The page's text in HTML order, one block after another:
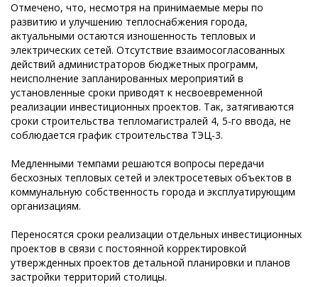
Отмечено, что, несмотря на принимаемые меры по
развитию и улучшению теплоснабжения города,
актуальными остаются изношенность тепловых и
электрических сетей. Отсутствие взаимосогласованных
действий администраторов бюджетных программ,
неисполнение запланированных мероприятий в
установленные сроки приводят к несвоевременной
реализации инвестиционных проектов. Так, затягиваются
сроки строительства тепломагистралей 4, 5-го ввода, не
соблюдается график строительства ТЭЦ-3.
Медленными темпами решаются вопросы передачи
бесхозных тепловых сетей и электросетевых объектов в
коммунальную собственность города и эксплуатирующим
организациям.
Переносятся сроки реализации отдельных инвестиционных
проектов в связи с постоянной корректировкой
утвержденных проектов детальной планировки и планов
застройки территорий столицы.